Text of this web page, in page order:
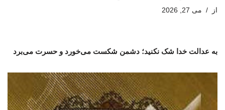
از می 27, 2026
به عدالت خدا شک نکنید؛ دشمن شکست می‌خورد و حسرت می‌برد